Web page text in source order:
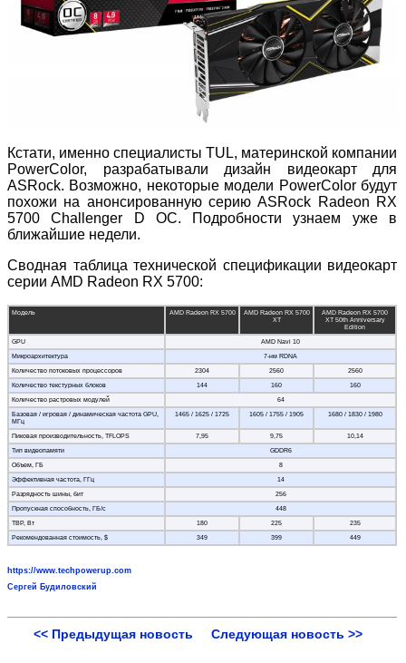
Кстати, именно специалисты TUL, материнской компании
PowerColor, разрабатывали дизайн видеокарт для
ASRock. Возможно, некоторые модели PowerColor будут
похожи на анонсированную серию ASRock Radeon RX
5700 Challenger D OC. Подробности узнаем уже в
ближайшие недели.
Сводная таблица технической спецификации видеокарт
серии AMD Radeon RX 5700:
Модель AMD Radeon RX 5700
AMD Radeon RX 5700
XT
AMD Radeon RX 5700
XT 50th Anniversary
Edition
GPU
AMD Navi 10
Микроархитектура
7-нм RDNA
Количество потоковых процессоров
2304 2560
2560
Количество текстурных блоков
144 160
160
Количество растровых модулей
64
Базовая / игровая / динамическая частота GPU,
МГц
1465 / 1625 / 1725 1605 / 1755 / 1905 1680 / 1830 / 1980
Пиковая производительность, TFLOPS 7,95 9,75
10,14
Тип видеопамяти
GDDR6
Объем, ГБ
8
Эффективная частота, ГГц
14
Разрядность шины, бит
256
Пропускная способность, ГБ/с
448
TBP, Вт
180 225
235
Рекомендованная стоимость, $
349 399 449
https://www.techpowerup.com
Сергей Будиловский
<< Предыдущая новость Следующая новость >>